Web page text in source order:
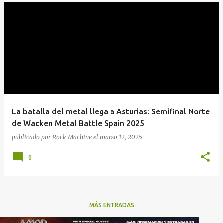
La batalla del metal llega a Asturias: Semifinal Norte
de Wacken Metal Battle Spain 2025
publicado por Rock Machine el marzo 12, 2025
0
MÁS ENTRADAS